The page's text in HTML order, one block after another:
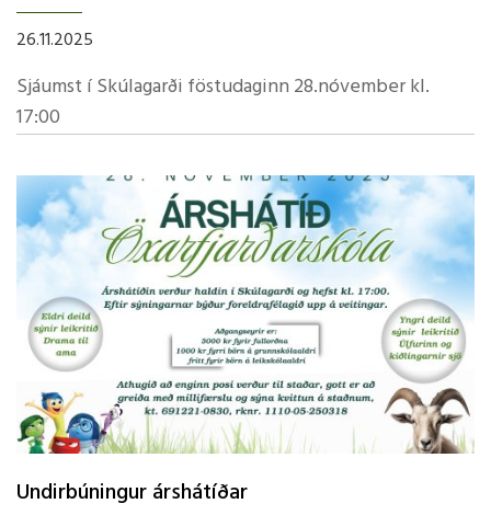
26.11.2025
Sjáumst í Skúlagarði föstudaginn 28.nóvember kl.
17:00
Undirbúningur árshátíðar